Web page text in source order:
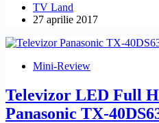
TV Land
27 aprilie 2017
Mini-Review
Televizor LED Full
Panasonic TX-